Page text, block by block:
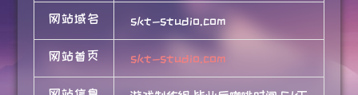
网站域名 skt-studio.com
网站首页 skt-studio.com